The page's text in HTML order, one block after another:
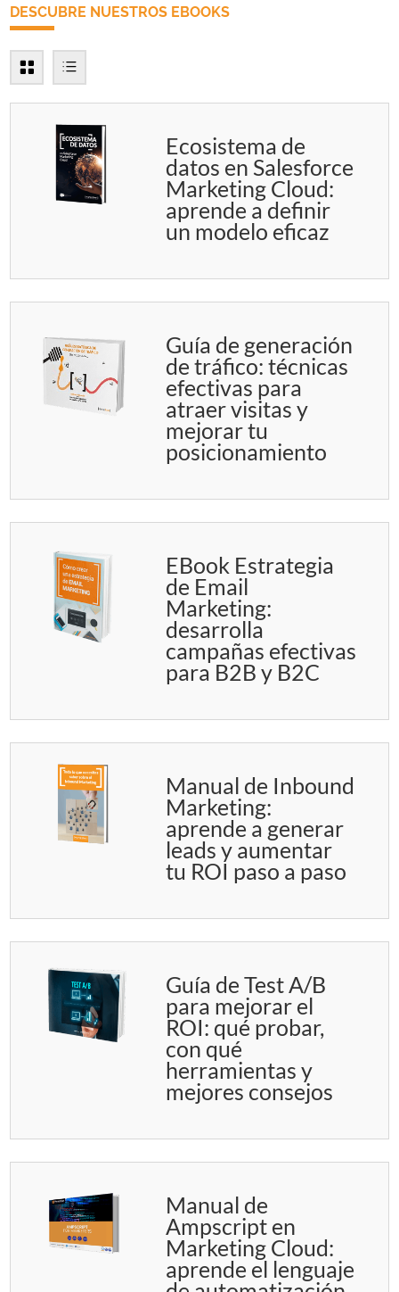
DESCUBRE NUESTROS EBOOKS
Ecosistema de
datos en Salesforce
Marketing Cloud:
aprende a definir
un modelo eficaz
Guía de generación
de tráfico: técnicas
efectivas para
atraer visitas y
mejorar tu
posicionamiento
EBook Estrategia
de Email
Marketing:
desarrolla
campañas efectivas
para B2B y B2C
Manual de Inbound
Marketing:
aprende a generar
leads y aumentar
tu ROI paso a paso
Guía de Test A/B
para mejorar el
ROI: qué probar,
con qué
herramientas y
mejores consejos
Manual de
Ampscript en
Marketing Cloud:
aprende el lenguaje